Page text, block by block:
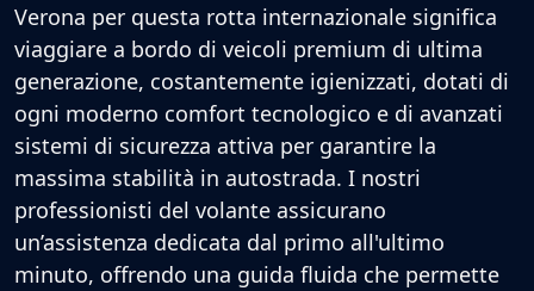
Verona per questa rotta internazionale significa
viaggiare a bordo di veicoli premium di ultima
generazione, costantemente igienizzati, dotati di
ogni moderno comfort tecnologico e di avanzati
sistemi di sicurezza attiva per garantire la
massima stabilità in autostrada. I nostri
professionisti del volante assicurano
un’assistenza dedicata dal primo all'ultimo
minuto, offrendo una guida fluida che permette